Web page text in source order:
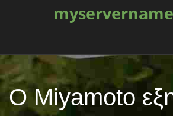
Ο Miyamoto